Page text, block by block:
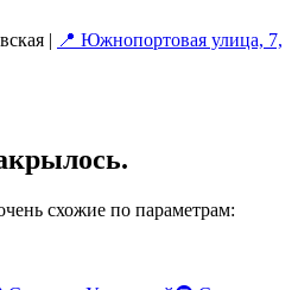
| 📍 Южнопортовая улица, 7,
схожие по параметрам: